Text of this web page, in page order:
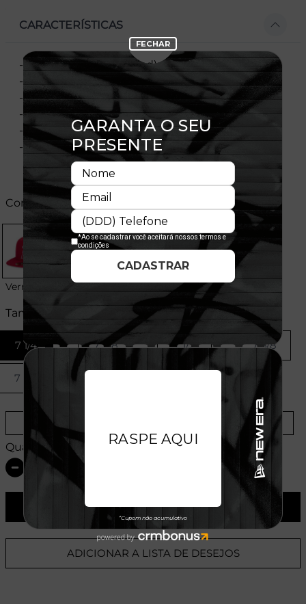
CARACTERÍSTICAS
- Modelo fechado (Fitted), vendido por tamanho
- Copa estruturada
- Aba reta
- Flag New Era bordada na lateral esquerda
- Licença oficial
- Composição:100% Poliéster
Cores:
Vermelho
Tamanhos:
7 1/4 7 3/8 7 1/2 7 5/8
7 3/4
Provador Virtual Tabela de Medidas
Quantidade:
ADICIONAR AO CARRINHO
ADICIONAR A LISTA DE DESEJOS